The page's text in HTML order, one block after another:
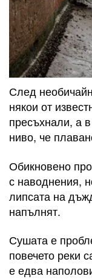
След
някои от
пресъхнали, а
ниво, че
Обикновено
с наводнения,
липсата на
напълнят.
Сушата е
повечето реки
е едва